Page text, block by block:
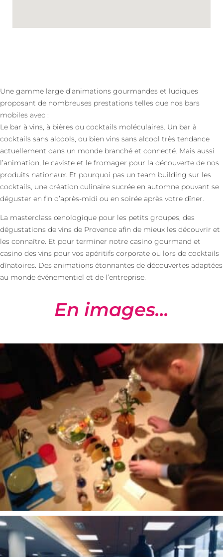
Une gamme large d’animations gourmandes et ludiques
proposant de nombreuses prestations telles que nos bars
mobiles avec :
Le bar à vins, à bières ou cocktails moléculaires. Un bar à
cocktails sans alcools, ou bien vins sans alcool très tendance
actuellement dans un monde branché et connecté. Mais aussi
l’animation, le caviste et le fromager pour la découverte de nos
produits nationaux. Et pourquoi pas un team building sur les
cocktails, une création culinaire sucrée en automne pouvant se
déguster en fin d’après-midi ou en soirée après votre dîner.
La masterclass œnologique pour les petits groupes, des
dégustations de vins de Provence afin de mieux les découvrir et
les connaître. Et pour terminer notre casino gourmand et
casino des vins pour vos apéritifs corporate ou lors de cocktails
dînatoires. Des animations étonnantes de découvertes adaptées
au monde événementiel et de l’entreprise.
En images...